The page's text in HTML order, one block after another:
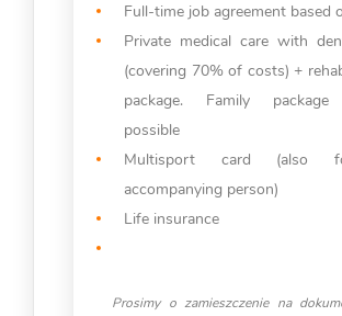
Full-time job agreement based
Private medical care with
(covering 70% of costs) +
package. Family
possible
Multisport card (also
accompanying person)
Life insurance
Prosimy o zamieszczenie na